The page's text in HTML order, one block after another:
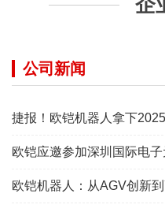
企
公司新闻
捷报！欧铠机器人拿下
欧铠应邀参加深圳国际电子元器
欧铠机器人：从AGV创新